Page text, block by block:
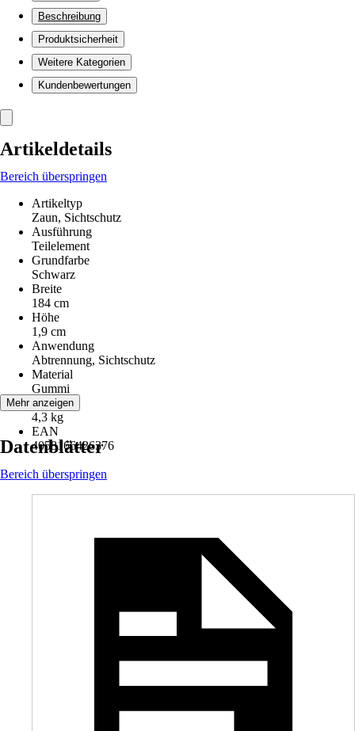
Beschreibung
Produktsicherheit
Weitere Kategorien
Kundenbewertungen
Artikeldetails
Bereich überspringen
Artikeltyp
Zaun, Sichtschutz
Ausführung
Teilelement
Grundfarbe
Schwarz
Breite
184 cm
Höhe
1,9 cm
Anwendung
Abtrennung, Sichtschutz
Material
Gummi
Gewicht
4,3 kg
EAN
4058166426376
Mehr anzeigen
Datenblätter
Bereich überspringen